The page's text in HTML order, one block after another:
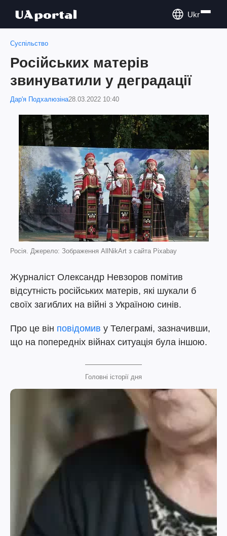
Ukr
Суспільство
Російських матерів
звинуватили у деградації
Дар'я Подхалюзіна28.03.2022 10:40
Росія. Джерело: Зображення AllNikArt з сайта Pixabay
Журналіст Олександр Невзоров помітив
відсутність російських матерів, які шукали б
своїх загиблих на війні з Україною синів.
Про це він повідомив у Телеграмі, зазначивши,
що на попередніх війнах ситуація була іншою.
Головні історії дня